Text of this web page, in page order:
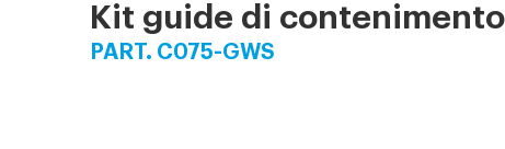
Kit guide di contenimento
PART. C075-GWS